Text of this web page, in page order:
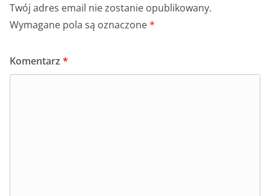
Twój adres email nie zostanie opublikowany.
Wymagane pola są oznaczone*
Komentarz *